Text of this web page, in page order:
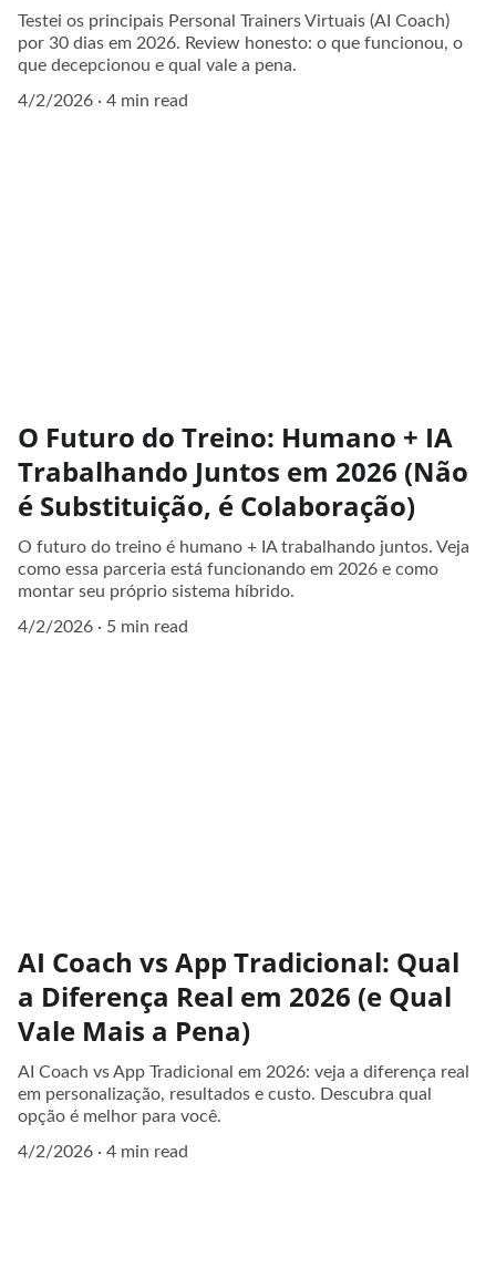
Testei os principais Personal Trainers Virtuais (AI Coach)
por 30 dias em 2026. Review honesto: o que funcionou, o
que decepcionou e qual vale a pena.
4/2/2026
4 min read
O Futuro do Treino: Humano + IA
Trabalhando Juntos em 2026 (Não
é Substituição, é Colaboração)
O futuro do treino é humano + IA trabalhando juntos. Veja
como essa parceria está funcionando em 2026 e como
montar seu próprio sistema híbrido.
4/2/2026
5 min read
AI Coach vs App Tradicional: Qual
a Diferença Real em 2026 (e Qual
Vale Mais a Pena)
AI Coach vs App Tradicional em 2026: veja a diferença real
em personalização, resultados e custo. Descubra qual
opção é melhor para você.
4/2/2026
4 min read